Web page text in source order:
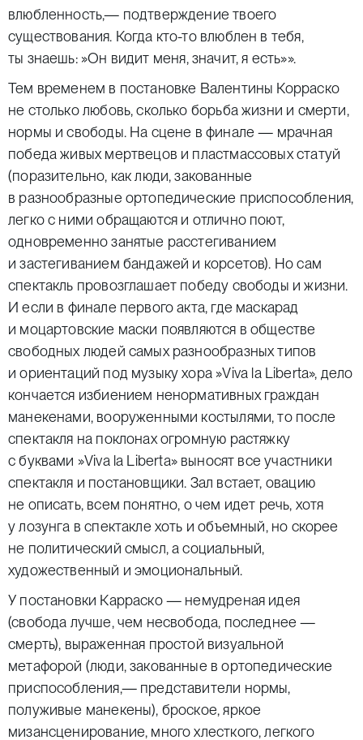
влюбленность,— подтверждение твоего
существования. Когда кто-то влюблен в тебя,
ты знаешь: »Он видит меня, значит, я есть»».
Тем временем в постановке Валентины Корраско
не столько любовь, сколько борьба жизни и смерти,
нормы и свободы. На сцене в финале — мрачная
победа живых мертвецов и пластмассовых статуй
(поразительно, как люди, закованные
в разнообразные ортопедические приспособления,
легко с ними обращаются и отлично поют,
одновременно занятые расстегиванием
и застегиванием бандажей и корсетов). Но сам
спектакль провозглашает победу свободы и жизни.
И если в финале первого акта, где маскарад
и моцартовские маски появляются в обществе
свободных людей самых разнообразных типов
и ориентаций под музыку хора »Viva la Liberta», дело
кончается избиением ненормативных граждан
манекенами, вооруженными костылями, то после
спектакля на поклонах огромную растяжку
с буквами »Viva la Liberta» выносят все участники
спектакля и постановщики. Зал встает, овацию
не описать, всем понятно, о чем идет речь, хотя
у лозунга в спектакле хоть и объемный, но скорее
не политический смысл, а социальный,
художественный и эмоциональный.
У постановки Карраско — немудреная идея
(свобода лучше, чем несвобода, последнее —
смерть), выраженная простой визуальной
метафорой (люди, закованные в ортопедические
приспособления,— представители нормы,
полуживые манекены), броское, яркое
мизансценирование, много хлесткого, легкого